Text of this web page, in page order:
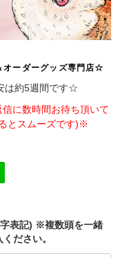
オーダーグッズ専門店☆
は約5週間です☆
に数時間お待ち頂いて
とスムーズです)※
表記) ※複数頭を一緒
ださい。